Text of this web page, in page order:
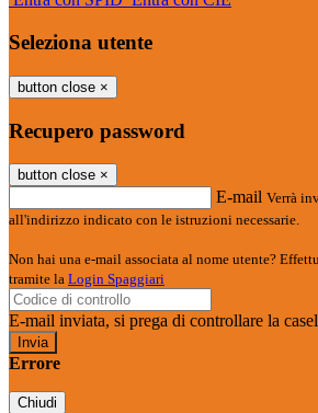
Seleziona utente
button close ×
Recupero password
button close ×
E-mail Verrà
all'indirizzo indicato con le istruzioni necessarie.
Non hai una e-mail associata al nome utente?
tramite la Login Spaggiari
E-mail inviata, si prega di controllare la
Errore
Chiudi